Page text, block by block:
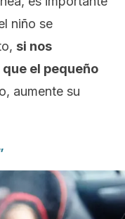
niño se
si nos
el pequeño
aumente su